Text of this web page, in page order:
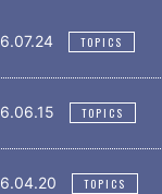
TOPICS
TOPICS
TOPICS